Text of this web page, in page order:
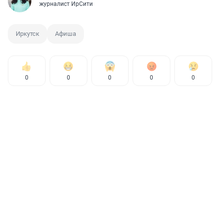
журналист ИрСити
Иркутск Афиша
0 0 0 0 0